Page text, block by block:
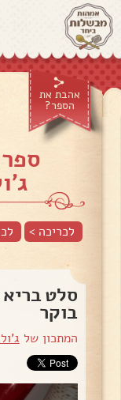
אהבת את
הספר?
לכריכה >
סלט בריא
בוקר
המתכון של